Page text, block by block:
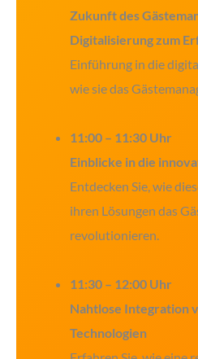
Zukunft des
Digitalisierung zum
Einführung in die
wie sie das
11:00 – 11:30 Uhr
Einblicke in die
Entdecken Sie, wie
ihren Lösungen das
revolutionieren.
11:30 – 12:00 Uhr
Nahtlose Integration
Technologien